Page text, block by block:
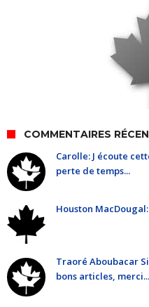
COMMENTAIRES
Carolle: J écoute
perte de temps...
Houston MacDougal:
Traoré Aboubacar
bons articles, merci...